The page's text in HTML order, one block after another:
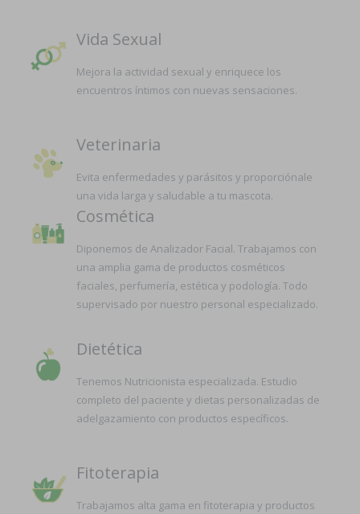
Vida Sexual
Mejora la actividad sexual y enriquece los
encuentros íntimos con nuevas sensaciones.
Veterinaria
Evita enfermedades y parásitos y proporciónale
una vida larga y saludable a tu mascota.
Cosmética
Diponemos de Analizador Facial. Trabajamos con
una amplia gama de productos cosméticos
faciales, perfumería, estética y podología. Todo
supervisado por nuestro personal especializado.
Dietética
Tenemos Nutricionista especializada. Estudio
completo del paciente y dietas personalizadas de
adelgazamiento con productos específicos.
Fitoterapia
Trabajamos alta gama en fitoterapia y productos